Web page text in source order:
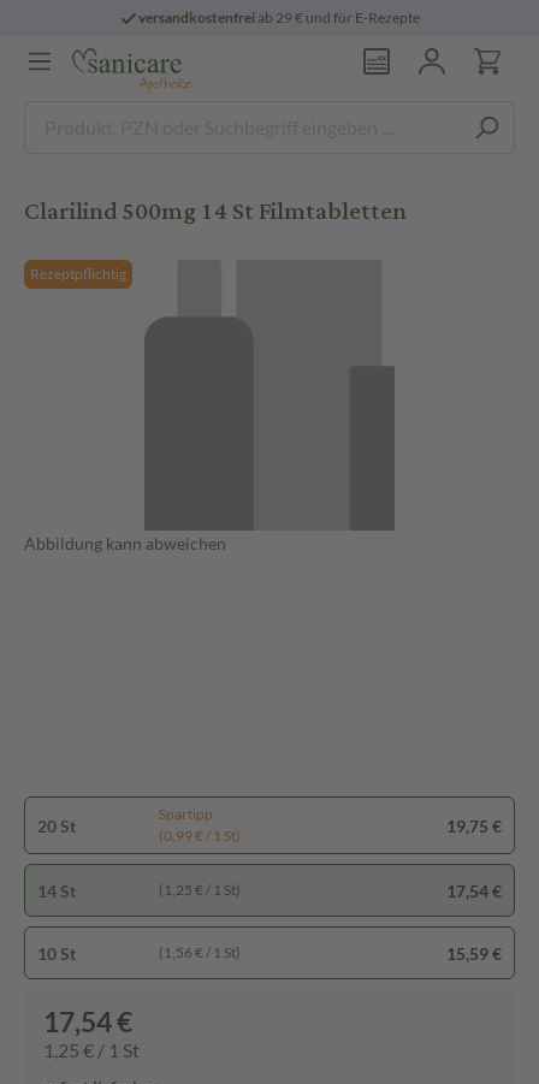
versandkostenfreiab 29 € und für E-Rezepte
Clarilind 500mg 14 St Filmtabletten
Rezeptpflichtig
Abbildung kann abweichen
20 St
Spartipp
(0,99 € / 1 St)
19,75 €
14 St (1,25 € / 1 St) 17,54 €
10 St (1,56 € / 1 St) 15,59 €
17,54 €
1,25 € / 1 St